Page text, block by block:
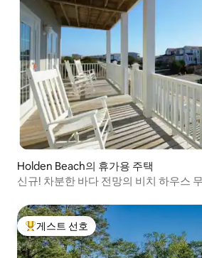
Holden Beach의 휴가용 주택
신규! 차분한 바다 전망의 비치 하우스
상위 게스트 선호
게스트 선호